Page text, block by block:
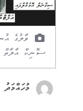
ވާލުގެ
ސޮނިކް އާލާތް